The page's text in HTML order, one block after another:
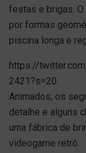
festas e brigas.
por formas
piscina longa e
https://
2421?s=20
Animados, os
detalhe e alguns
uma fábrica de
videogame retrô.